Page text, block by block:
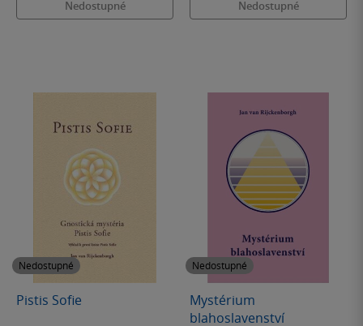
Nedostupné Nedostupné
Nedostupné
Pistis Sofie
Nedostupné
Mystérium
blahoslavenství